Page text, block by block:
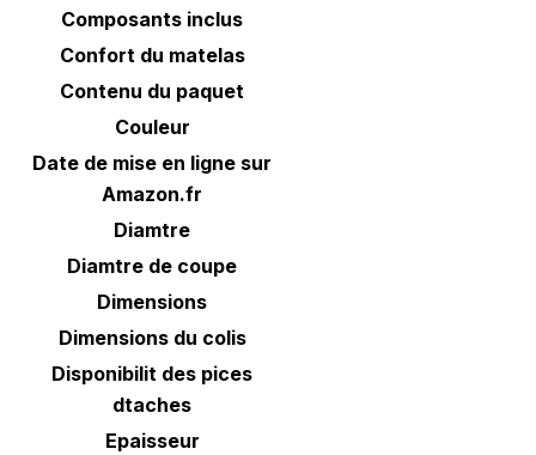
Composants inclus
Confort du matelas
Contenu du paquet
Couleur
Date de mise en ligne sur
Amazon.fr
Diamtre
Diamtre de coupe
Dimensions
Dimensions du colis
Disponibilit des pices
dtaches
Epaisseur